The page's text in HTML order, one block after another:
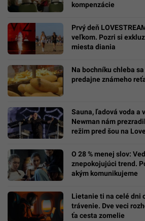
kompenzácie
Prvý deň
veľkom. Pozri si
miesta diania
Na bochníku chleba
predajne známeho
Sauna, ľadová voda a
Newman nám
režim pred šou na
O 28 % menej slov:
znepokojujúci trend.
akým komunikujeme
Lietanie ti na celé dni
trávenie. Dve veci
ťa cesta zomelie